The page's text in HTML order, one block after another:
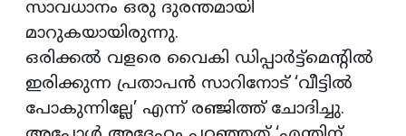
സാവധാനം ഒരു ദുരന്തമായി
മാറുകയായിരുന്നു.
ഒരിക്കൽ വളരെ വൈകി ഡിപ്പാർട്ട്മെന്റില്‍
ഇരിക്കുന്ന പ്രതാപന്‍ സാറിനോട് ‘വീട്ടിൽ
പോകുന്നില്ലേ’ എന്ന് രഞ്ജിത്ത് ചോദിച്ചു.